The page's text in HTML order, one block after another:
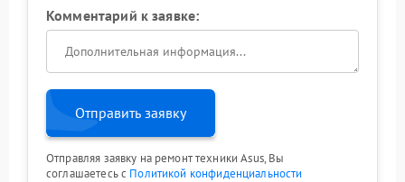
Комментарий к заявке:
Отправить заявку
Отправляя заявку на ремонт техники Asus, Вы
соглашаетесь с Политикой конфиденциальности